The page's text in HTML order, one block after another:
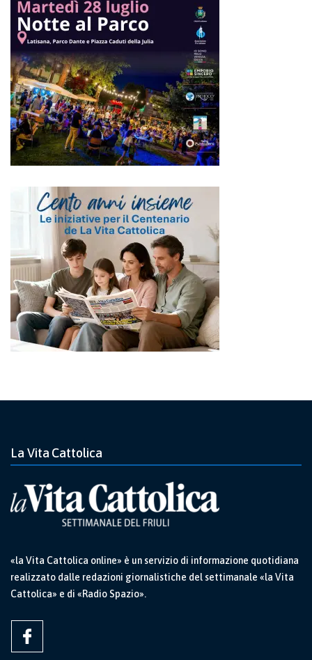
La Vita Cattolica
«la Vita Cattolica online» è un servizio di informazione quotidiana
realizzato dalle redazioni giornalistiche del settimanale «la Vita
Cattolica» e di «Radio Spazio».